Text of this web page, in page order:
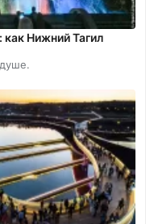
Нижний Тагил